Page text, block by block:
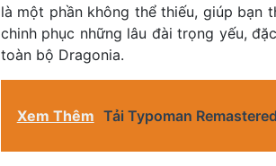
là một phần không thể thiếu, giúp bạn
chinh phục những lâu đài trọng yếu,
toàn bộ Dragonia.
Xem Thêm Tải Typoman